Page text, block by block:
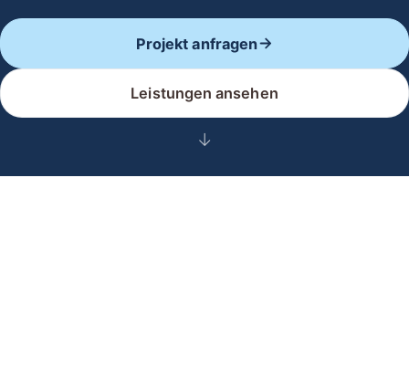
Projekt anfragen
Leistungen ansehen
↓